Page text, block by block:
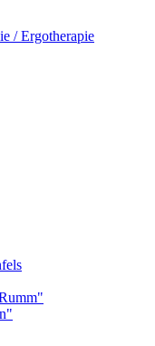
/ Ergotherapie